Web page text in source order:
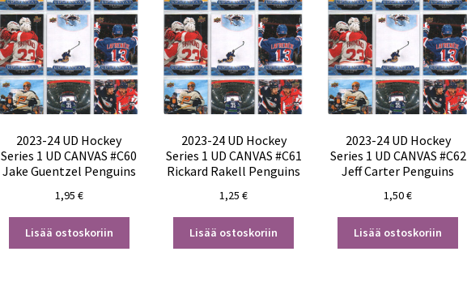
2023-24 UD Hockey
Series 1 UD CANVAS #C60
Jake Guentzel Penguins
1,95 €
Lisää ostoskoriin
2023-24 UD Hockey
Series 1 UD CANVAS #C61
Rickard Rakell Penguins
1,25€
Lisää ostoskoriin
2023-24 UD Hockey
Series 1 UD CANVAS #C62
Jeff Carter Penguins
1,50€
Lisää ostoskoriin